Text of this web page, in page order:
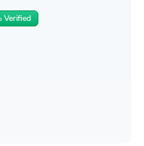
Verified